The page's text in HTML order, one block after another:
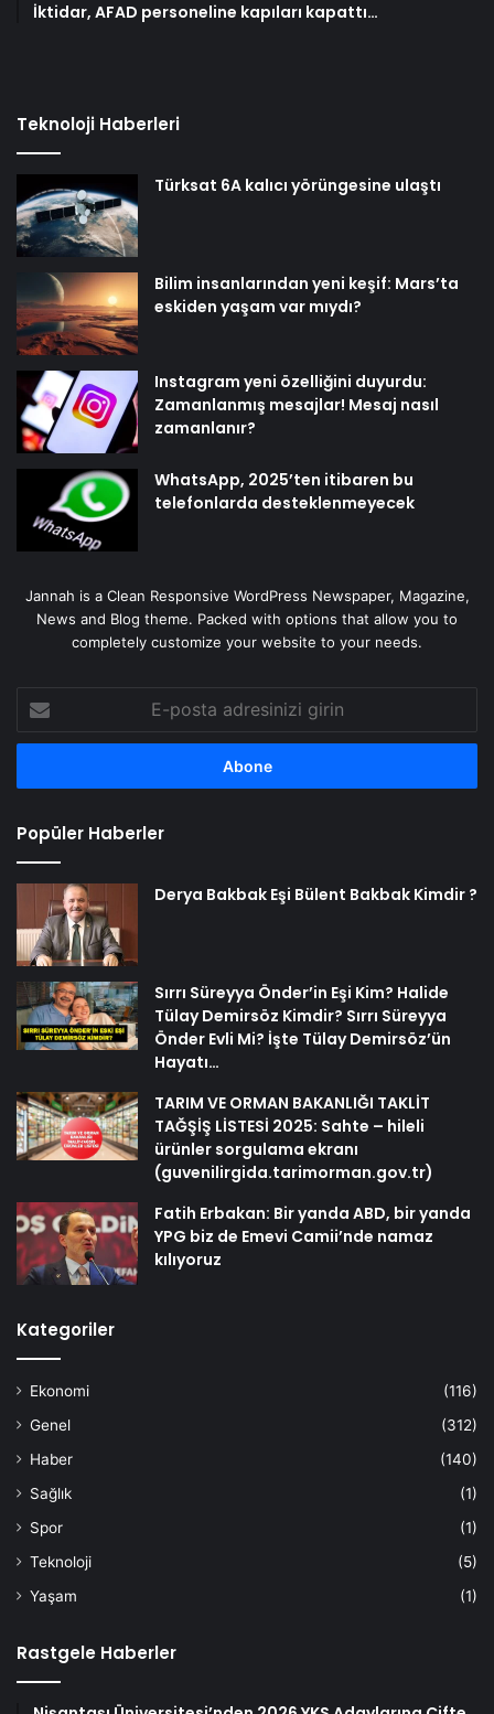
İktidar, AFAD personeline kapıları kapattı…
Teknoloji Haberleri
Türksat 6A kalıcı yörüngesine ulaştı
Bilim insanlarından yeni keşif: Mars’ta
eskiden yaşam var mıydı?
Instagram yeni özelliğini duyurdu:
Zamanlanmış mesajlar! Mesaj nasıl
zamanlanır?
WhatsApp, 2025’ten itibaren bu
telefonlarda desteklenmeyecek
Jannah is a Clean Responsive WordPress Newspaper, Magazine,
News and Blog theme. Packed with options that allow you to
completely customize your website to your needs.
posta
adresinizi
Popüler Haberler
Derya Bakbak Eşi Bülent Bakbak Kimdir ?
Sırrı Süreyya Önder’in Eşi Kim? Halide
Tülay Demirsöz Kimdir? Sırrı Süreyya
Önder Evli Mi? İşte Tülay Demirsöz’ün
Hayatı…
TARIM VE ORMAN BAKANLIĞI TAKLİT
TAĞŞİŞ LİSTESİ 2025: Sahte – hileli
ürünler sorgulama ekranı
(guvenilirgida.tarimorman.gov.tr)
Fatih Erbakan: Bir yanda ABD, bir yanda
YPG biz de Emevi Camii’nde namaz
kılıyoruz
Kategoriler
Ekonomi
(116)
Genel
(312)
Haber
(140)
Sağlık
(1)
Spor
(1)
Teknoloji
(5)
Yaşam
(1)
Rastgele Haberler